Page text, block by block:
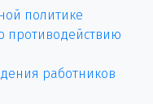
политике
противодействию
работников